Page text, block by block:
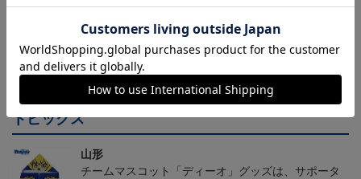
モンテディオ山形 ピカ
チュウ タオルマフラー
2,500円
26/27オーセンティックユ
ニフォーム半袖（FP1st）
18,700円～23,760円
モンテディオ山形 ツン
2,500円
トピックス
山形
チームマスコット「ディーオ」グッズは、サポータ